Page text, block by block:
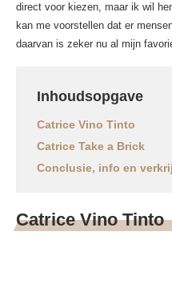
direct voor kiezen, maar ik wil
kan me voorstellen dat er
daarvan is zeker nu al mijn
Inhoudsopgave
Catrice Vino Tinto
Catrice Take a Brick
Conclusie, info en
Catrice Vino Tinto